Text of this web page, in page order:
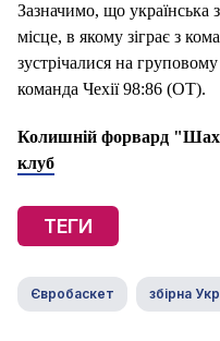
Зазначимо, що українська
місце, в якому зіграє з
зустрічалися на
команда Чехії 98:86 (ОТ).
Колишній форвард
клуб
ТЕГИ
Євробаскет збірна